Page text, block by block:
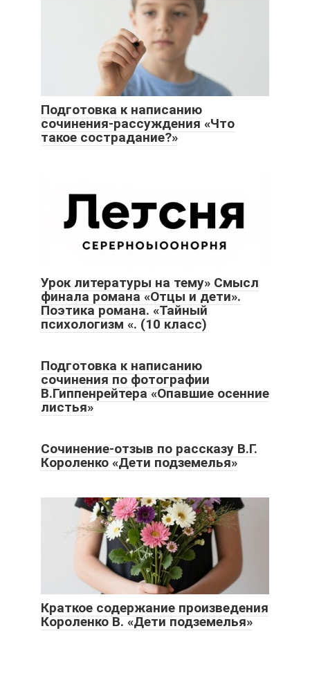
Подготовка к написанию
сочинения-рассуждения «Что
такое сострадание?»
Урок литературы на тему» Смысл
финала романа «Отцы и дети».
Поэтика романа. «Тайный
психологизм «. (10 класс)
Подготовка к написанию
сочинения по фотографии
В.Гиппенрейтера «Опавшие осенние
листья»
Сочинение-отзыв по рассказу В.Г.
Короленко «Дети подземелья»
Краткое содержание произведения
Короленко В. «Дети подземелья»